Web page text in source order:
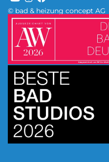
© bad & heizung concept AG
Bild